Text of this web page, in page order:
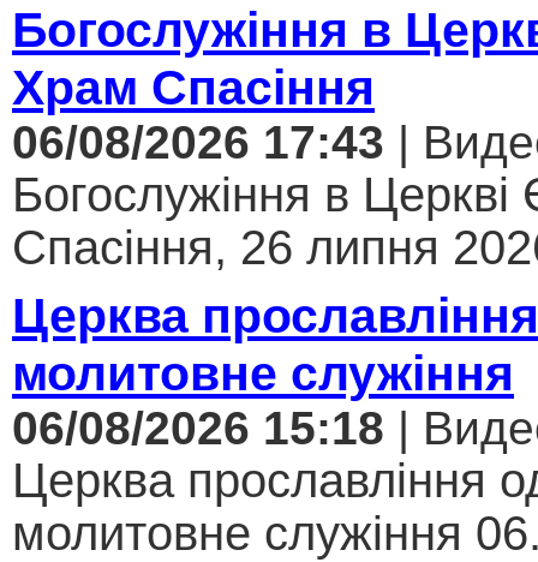
Богослужіння в
Храм Спасіння
06/08/2026 17:43 |
Богослужіння в
Спасіння, 26 липня
Церква
молитовне служіння
06/08/2026 15:18 |
Церква прославління
молитовне служіння